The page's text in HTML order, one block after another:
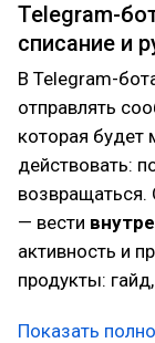
Telegram-
списание и
В Telegram-
отправлять
которая будет
действовать:
— вести
активность и
продукты:
Показать